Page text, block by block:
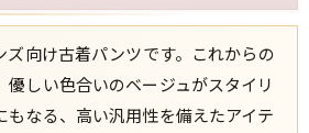
新聞
ズ向け古着パンツです。これからの
しい色合いのベージュがスタイリ
もなる、高い汎用性を備えたアイテ